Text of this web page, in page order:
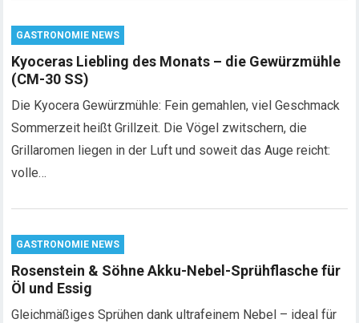
GASTRONOMIE NEWS
Kyoceras Liebling des Monats – die Gewürzmühle
(CM-30 SS)
Die Kyocera Gewürzmühle: Fein gemahlen, viel Geschmack
Sommerzeit heißt Grillzeit. Die Vögel zwitschern, die
Grillaromen liegen in der Luft und soweit das Auge reicht:
volle…
GASTRONOMIE NEWS
Rosenstein & Söhne Akku-Nebel-Sprühflasche für
Öl und Essig
Gleichmäßiges Sprühen dank ultrafeinem Nebel – ideal für